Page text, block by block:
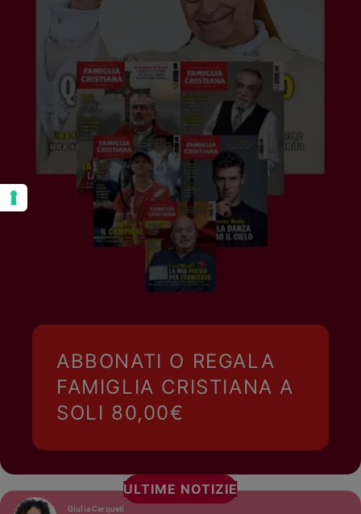
ABBONATI O REGALA
FAMIGLIA CRISTIANA A
SOLI 80,00€
ULTIME NOTIZIE
Giulia Cerqueti